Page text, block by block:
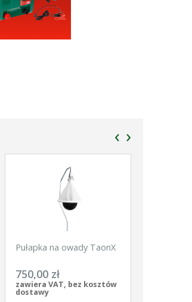
Pułapka na owady TaonX
750,00 zł
zawiera VAT, bez kosztów
dostawy
‹ ›